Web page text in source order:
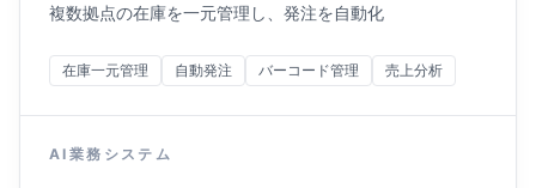
複数拠点の在庫を一元管理し、発注を自動化
在庫一元管理 自動発注 バーコード管理 売上分析
AI業務システム